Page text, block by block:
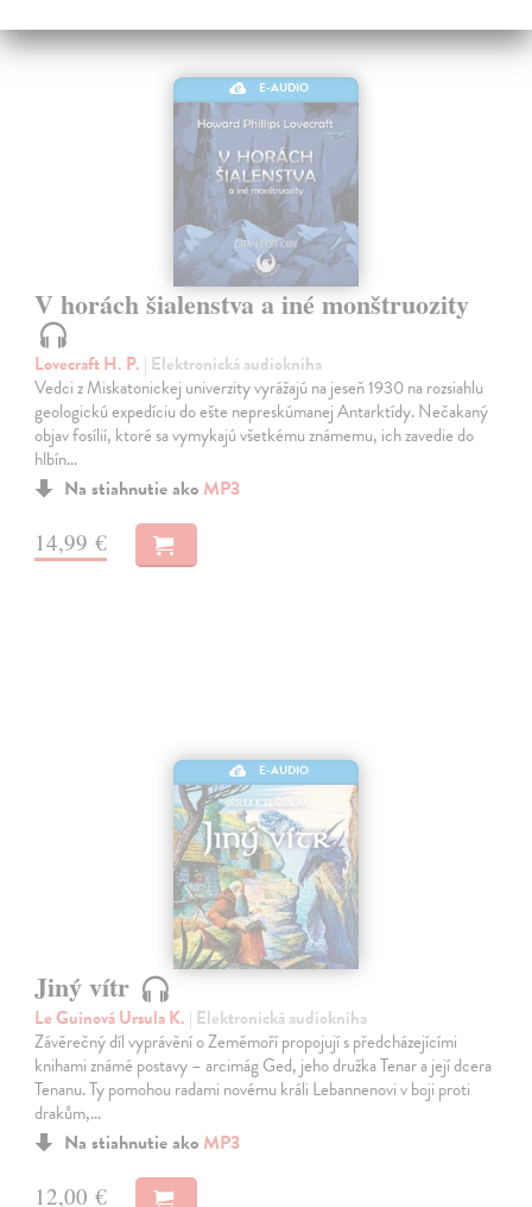
E-AUDIO
V horách šialenstva a iné monštruozity
Lovecraft H. P. | Elektronická audiokniha
Vedci z Miskatonickej univerzity vyrážajú na jeseň 1930 na rozsiahlu
geologickú expedíciu do ešte nepreskúmanej Antarktídy. Nečakaný
objav fosílií, ktoré sa vymykajú všetkému známemu, ich zavedie do
hlbín…
Na stiahnutie ako MP3
14,99 €
E-AUDIO
Jiný vítr
Le Guinová Ursula K. | Elektronická audiokniha
Závěrečný díl vyprávění o Zeměmoří propojují s předcházejícími
knihami známé postavy – arcimág Ged, jeho družka Tenar a její dcera
Tenanu. Ty pomohou radami novému králi Lebannenovi v boji proti
drakům,…
Na stiahnutie ako MP3
12,00 €